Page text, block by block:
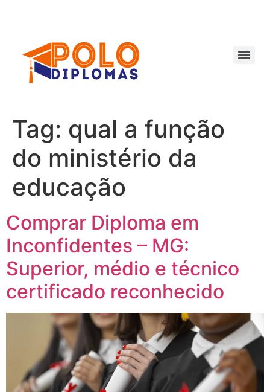
conteúdo
Tag: qual a função
do ministério da
educação
Comprar Diploma em
Inconfidentes – MG:
Superior, médio e técnico
certificado reconhecido